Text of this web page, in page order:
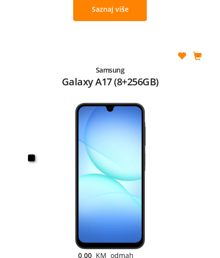
Saznaj više
Samsung
Galaxy A17 (8+256GB)
0,00 KM odmah